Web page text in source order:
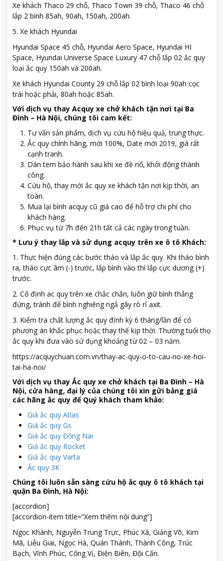
Xe khách Thaco 29 chỗ, Thaco Town 39 chỗ, Thaco 46 chỗ
lắp 2 bình 85ah, 90ah, 150ah, 200ah.
5. Xe khách Hyundai
Hyundai Space 45 chỗ, Hyundai Aero Space, Hyundai HI
Space, Hyundai Universe Space Luxury 47 chỗ lắp 02 ắc quy
loại ắc quy 150ah và 200ah.
Xe khách Hyundai County 29 chỗ lắp 02 bình loại 90ah cọc
trái hoặc phải, 80ah hoặc 85ah.
Với dịch vụ thay Acquy xe chở khách tận nơi tại Ba
Đình – Hà Nội, chúng tôi cam kết:
Tư vấn sản phẩm, dịch vụ cứu hộ hiệu quả, trung thực.
Ắc quy chính hãng, mới 100%, Date mới 2019, giá rất
cạnh tranh.
Dán tem bảo hành sau khi xe đề nổ, khởi động thành
công.
Cứu hộ, thay mới ắc quy xe khách tận nơi kịp thời, an
toàn.
Mua lại bình acquy cũ giá cao để hỗ trợ chi phí cho
khách hàng.
Phục vụ từ 7h đến 21h tất cả các ngày trong tuần.
* Lưu ý thay lắp và sử dụng acquy trên xe ô tô Khách:
1. Thực hiện đúng các bước tháo và lắp ắc quy. Khi tháo bình
ra, tháo cực âm (-) trước, lắp bình vào thì lắp cực dương (+)
trước.
2. Cố định ac quy trên xe chắc chắn, luôn giữ bình thẳng
đứng, tránh để bình nghiêng ngả gây rò rỉ axit.
3. Kiểm tra chất lượng ắc quy định kỳ 6 tháng/lần để có
phương án khắc phục hoặc thay thế kịp thời. Thường tuổi thọ
ắc quy khi đưa vào sử dụng khoảng từ 02 – 03 năm.
https://acquychuan.com.vn/thay-ac-quy-o-to-cau-no-xe-hoi-
tai-ha-noi/
Với dịch vụ thay Ắc quy xe chở khách tại Ba Đình – Hà
Nội, cửa hàng, đại lý của chúng tôi xin gửi bảng giá
các hãng ắc quy để Quý khách tham khảo:
Giá ắc quy Atlas
Giá ắc quy Gs
Giá ắc quy Đồng Nai
Giá ắc quy Rocket
Giá ắc quy Varta
Ắc quy 3K
Chúng tôi luôn sẵn sàng cứu hộ ắc quy ô tô khách tại
quận Ba Đình, Hà Nội:
[accordion]
[accordion-item title=”Xem thêm nội dung”]
Ngọc Khánh, Nguyễn Trung Trực, Phúc Xá, Giảng Võ, Kim
Mã, Liễu Giai, Ngọc Hà, Quán Thánh, Thành Công, Trúc
Bạch, Vĩnh Phúc, Cống Vị, Điện Biên, Đội Cấn.